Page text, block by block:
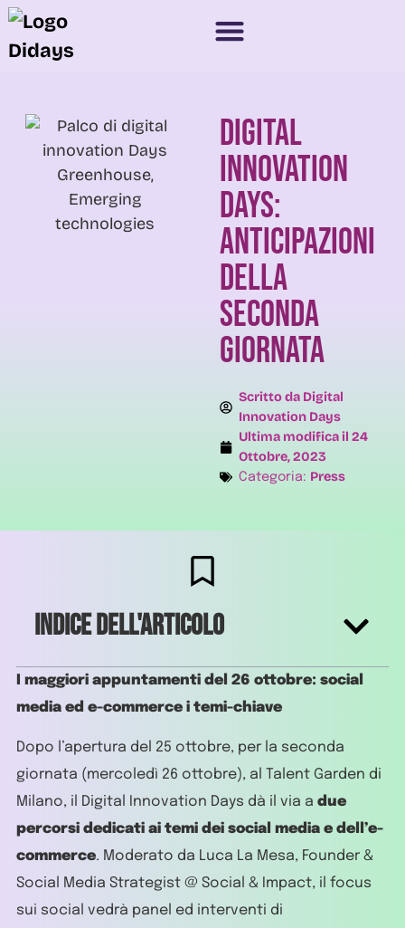
Digital
Innovation
Days:
anticipazioni
della
seconda
giornata
Scritto da Digital
Innovation Days
Ultima modifica il 24
Ottobre, 2023
Categoria: Press
Indice dell'articolo
I maggiori appuntamenti del 26 ottobre: social
media ed e-commerce i temi-chiave
Dopo l’apertura del 25 ottobre, per la seconda
giornata (mercoledì 26 ottobre), al Talent Garden di
Milano, il Digital Innovation Days dà il via a due
percorsi dedicati ai temi dei social media e dell’e-
commerce. Moderato da Luca La Mesa, Founder &
Social Media Strategist @ Social & Impact, il focus
sui social vedrà panel ed interventi di